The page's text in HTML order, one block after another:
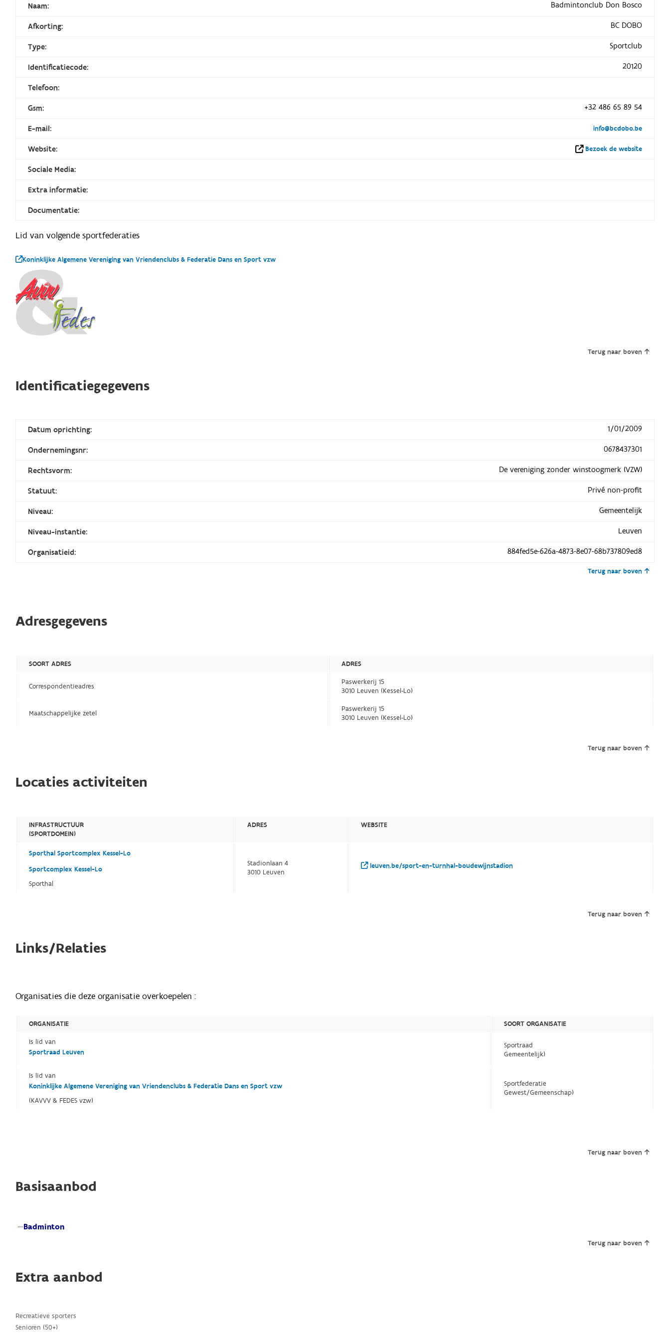
Naam: Badmintonclub Don Bosco
Afkorting: BC DOBO
Type: Sportclub
Identificatiecode: 20120
Telefoon:
Gsm: +32 486 65 89 54
E-mail: info@bcdobo.be
Website: Bezoek de website
Sociale Media:
Extra informatie:
Documentatie:
Lid van volgende sportfederaties
Koninklijke Algemene Vereniging van Vriendenclubs & Federatie Dans en Sport vzw
Terug naar boven
Identificatiegegevens
Datum oprichting: 1/01/2009
Ondernemingsnr: 0678437301
Rechtsvorm: De vereniging zonder winstoogmerk (VZW)
Statuut: Privé non-profit
Niveau: Gemeentelijk
Niveau-instantie: Leuven
Organisatieid: 884fed5e-626a-4873-8e07-68b737809ed8
Terug naar boven
Adresgegevens
SOORT ADRES ADRES
Correspondentieadres
Paswerkerij 15
3010 Leuven (Kessel-Lo)
Maatschappelijke zetel
Paswerkerij 15
3010 Leuven (Kessel-Lo)
Terug naar boven
Locaties activiteiten
INFRASTRUCTUUR
(SPORTDOMEIN)
ADRES WEBSITE
Sporthal Sportcomplex Kessel-Lo
Sportcomplex Kessel-Lo
Sporthal
Stadionlaan 4
3010 Leuven
leuven.be/sport-en-turnhal-boudewijnstadion
Terug naar boven
Links/Relaties
Organisaties die deze organisatie overkoepelen :
ORGANISATIE
SOORT ORGANISATIE
Is lid van
Sportraad Leuven
Sportraad
Gemeentelijk)
Is lid van
Koninklijke Algemene Vereniging van Vriendenclubs & Federatie Dans en Sport vzw
(KAVVV & FEDES vzw)
Sportfederatie
Gewest/Gemeenschap)
Terug naar boven
Basisaanbod
Badminton
Terug naar boven
Extra aanbod
Recreatieve sporters
Senioren (50+)